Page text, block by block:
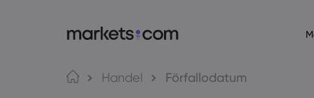
Om markets.com
Handel Förfallodatum